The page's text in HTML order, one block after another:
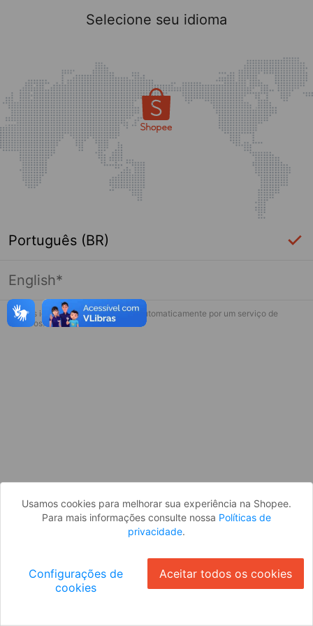
Página indisponível
Desculpe, algo deu errado. Faça login
Selecione seu idioma
Português (BR)
English*
* Esses idiomas serão traduzidos automaticamente por um serviço de
terceiros.
Usamos cookies para melhorar sua experiência na Shopee.
Para mais informações consulte nossa Políticas de
privacidade.
Configurações de
cookies
Aceitar todos os cookies